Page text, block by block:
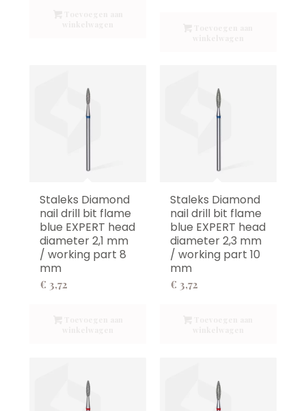
Staleks Diamond
nail drill bit flame
blue EXPERT head
diameter 2,1 mm
/ working part 8
mm
€ 3,72
Staleks Diamond
nail drill bit flame
blue EXPERT head
diameter 2,3 mm
/ working part 10
mm
€ 3,72